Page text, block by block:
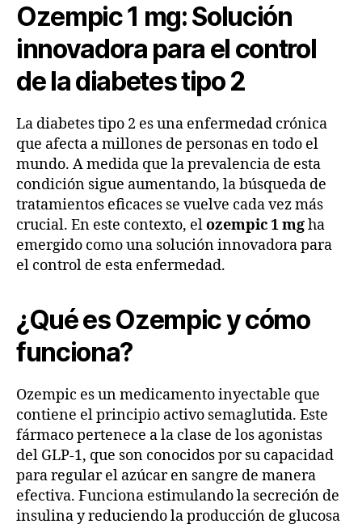
Ozempic 1 mg: Solución
innovadora para el control
de la diabetes tipo 2
La diabetes tipo 2 es una enfermedad crónica
que afecta a millones de personas en todo el
mundo. A medida que la prevalencia de esta
condición sigue aumentando, la búsqueda de
tratamientos eficaces se vuelve cada vez más
crucial. En este contexto, elozempic 1 mgha
emergido como una solución innovadora para
el control de esta enfermedad.
¿Qué es Ozempic y cómo
funciona?
Ozempic es un medicamento inyectable que
contiene el principio activo semaglutida. Este
fármaco pertenece a la clase de los agonistas
del GLP-1, que son conocidos por su capacidad
para regular el azúcar en sangre de manera
efectiva. Funciona estimulando la secreción de
insulina y reduciendo la producción de glucosa